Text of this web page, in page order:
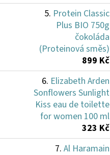
Protein Classic
Plus BIO 750g
čokoláda
(Proteinová směs)
899 Kč
Elizabeth Arden
Sonflowers Sunlight
Kiss eau de toilette
for women 100 ml
323 Kč
Al Haramain